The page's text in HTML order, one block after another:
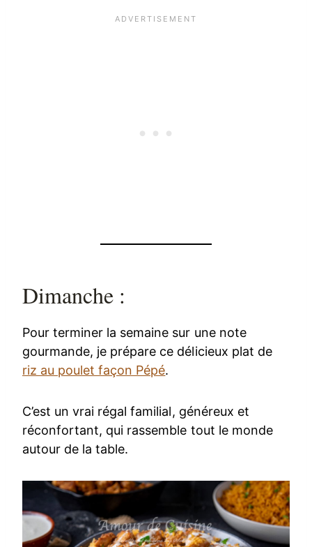
Dimanche :
Pour terminer la semaine sur une note
gourmande, je prépare ce délicieux plat de
riz au poulet façon Pépé.
C’est un vrai régal familial, généreux et
réconfortant, qui rassemble tout le monde
autour de la table.